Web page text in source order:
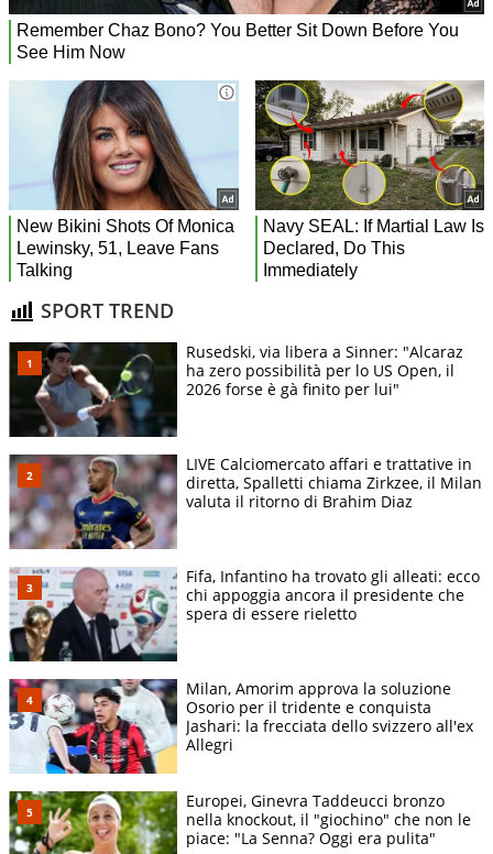
SPORT TREND
Rusedski, via libera a Sinner: "Alcaraz
ha zero possibilità per lo US Open, il
2026 forse è gà finito per lui"
LIVE Calciomercato affari e trattative in
diretta, Spalletti chiama Zirkzee, il Milan
valuta il ritorno di Brahim Diaz
Fifa, Infantino ha trovato gli alleati: ecco
chi appoggia ancora il presidente che
spera di essere rieletto
Milan, Amorim approva la soluzione
Osorio per il tridente e conquista
Jashari: la frecciata dello svizzero all'ex
Allegri
Europei, Ginevra Taddeucci bronzo
nella knockout, il "giochino" che non le
piace: "La Senna? Oggi era pulita"